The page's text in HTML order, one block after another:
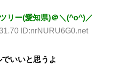
リー(愛知県)＠＼(^o^)／
ID:nrNURU6G0.net
いいと思うよ